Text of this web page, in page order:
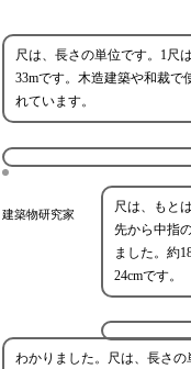
尺は、長さの単位です。1尺
33mです。木造建築や和裁で
れています。
建築物研究家
尺は、もと
先から中指
ました。約
24cmです。
わかりました。尺は、長さの